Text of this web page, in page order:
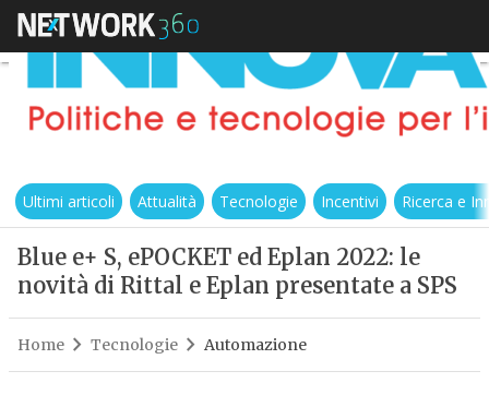
Ultimi articoli Attualità Tecnologie Incentivi Ricerca e
Blue e+ S, ePOCKET ed Eplan 2022: le
novità di Rittal e Eplan presentate a SPS
Home Tecnologie Automazione